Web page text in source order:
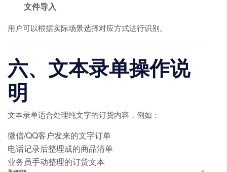
文件导入
用户可以根据实际场景选择对应方式进行识别。
六、文本录单操作说
明
文本录单适合处理纯文字的订货内容，例如：
微信/QQ客户发来的文字订单
电话记录后整理成的商品清单
业务员手动整理的订货文本